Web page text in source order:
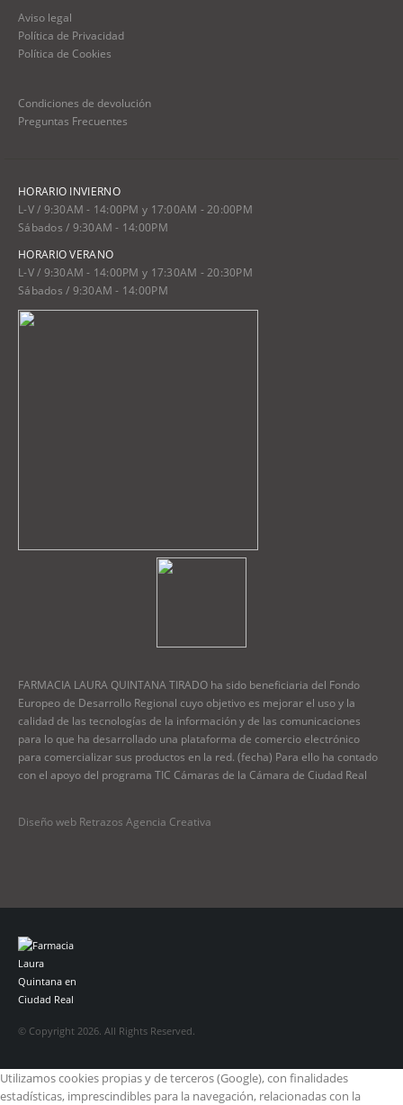
Aviso legal
Política de Privacidad
Política de Cookies
Condiciones de devolución
Preguntas Frecuentes
HORARIO INVIERNO
L-V / 9:30AM - 14:00PM y 17:00AM - 20:00PM
Sábados / 9:30AM - 14:00PM
HORARIO VERANO
L-V / 9:30AM - 14:00PM y 17:30AM - 20:30PM
Sábados / 9:30AM - 14:00PM
FARMACIA LAURA QUINTANA TIRADO ha sido beneficiaria del Fondo
Europeo de Desarrollo Regional cuyo objetivo es mejorar el uso y la
calidad de las tecnologías de la información y de las comunicaciones
para lo que ha desarrollado una plataforma de comercio electrónico
para comercializar sus productos en la red. (fecha) Para ello ha contado
con el apoyo del programa TIC Cámaras de la Cámara de Ciudad Real
Diseño web Retrazos Agencia Creativa
© Copyright 2026. All Rights Reserved.
Utilizamos cookies propias y de terceros (Google), con finalidades
estadísticas, imprescindibles para la navegación, relacionadas con la